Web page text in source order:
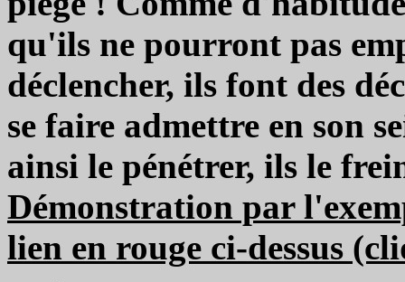
qu'ils ne pourront pas
déclencher, ils font des
se faire admettre en son
ainsi le pénétrer, ils le
Démonstration par
lien en rouge ci-dessus